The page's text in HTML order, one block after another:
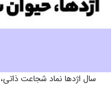
سال اژدها نماد شجاعت